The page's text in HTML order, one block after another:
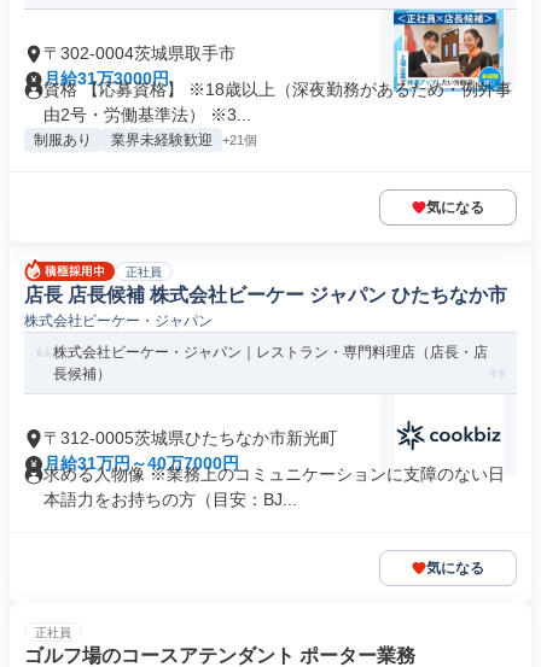
〒302-0004茨城県取手市
月給31万3000円
資格 【応募資格】 ※18歳以上（深夜勤務があるため・例外事
由2号・労働基準法） ※3...
制服あり 業界未経験歓迎 +21個
気になる
正社員
店長 店長候補 株式会社ビーケー ジャパン ひたちなか市
株式会社ビーケー・ジャパン
株式会社ビーケー・ジャパン｜レストラン・専門料理店（店長・店
長候補）
〒312-0005茨城県ひたちなか市新光町
月給31万円～40万7000円
求める人物像 ※業務上のコミュニケーションに支障のない日
本語力をお持ちの方（目安：BJ...
気になる
正社員
ゴルフ場のコースアテンダント ポーター業務